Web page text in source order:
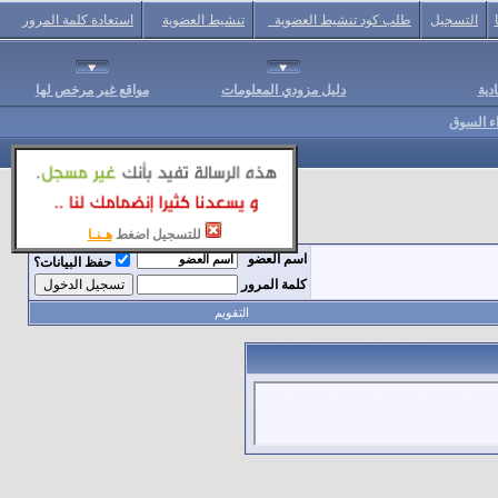
للتسجيل اضغط هـنـا
التسجيل طلب كود تنشيط العضوية تنشيط العضوية استعادة كلمة المرور
دليل مزودي المعلومات مواقع غير مرخص لها
السوق
اسم العضو
حفظ البيانات؟
كلمة المرور
التقويم